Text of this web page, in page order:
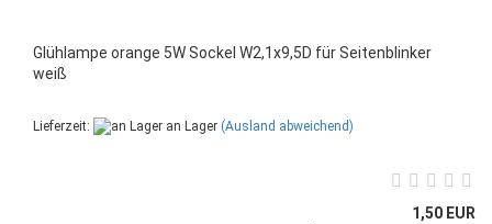
Glühlampe orange 5W Sockel W2,1x9,5D für Seitenblinker
weiß
Lieferzeit: an Lager (Ausland abweichend)
1,50 EUR